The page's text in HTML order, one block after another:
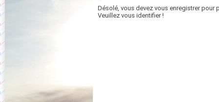
Désolé, vous devez vous enregistrer pour
Veuillez vous identifier !